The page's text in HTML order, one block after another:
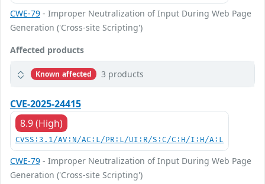
CWE-79 - Improper Neutralization of Input During Web Page
Generation ('Cross-site Scripting')
Affected products
Known affected 3 products
CVE-2025-24415
8.9 (High)
CVSS:3.1/AV:N/AC:L/PR:L/UI:R/S:C/C:H/I:H/A:L
CWE-79 - Improper Neutralization of Input During Web Page
Generation ('Cross-site Scripting')